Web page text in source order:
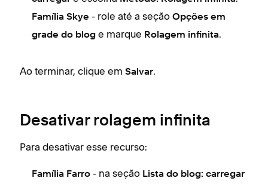
Família Skye - role até a seção Opções em
grade do blog e marque Rolagem infinita.
Ao terminar, clique em Salvar.
Desativar rolagem infinita
Para desativar esse recurso:
Família Farro - na seção Lista do blog: carregar